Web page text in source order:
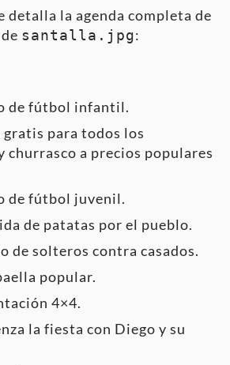
detalla la agenda completa de
santalla.jpg:
de fútbol infantil.
gratis para todos los
churrasco a precios populares
de fútbol juvenil.
de patatas por el pueblo.
de solteros contra casados.
popular.
4×4.
la fiesta con Diego y su